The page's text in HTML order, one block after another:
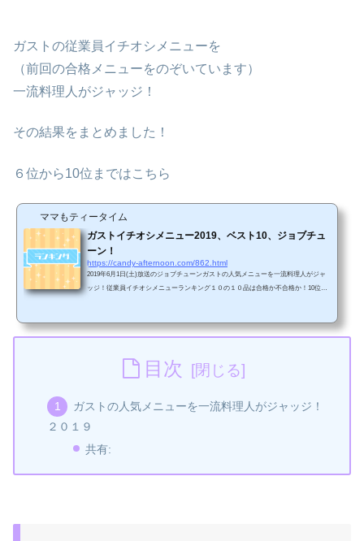
ガストの従業員イチオシメニューを
（前回の合格メニューをのぞいています）
一流料理人がジャッジ！
その結果をまとめました！
６位から10位まではこちら
ママもティータイム
ガストイチオシメニュー2019、ベスト10、ジョブチュ
ーン！
https://candy-afternoon.com/862.html
2019年6月1日(土)放送のジョブチューンガストの人気メニューを一流料理人がジャ
ッジ！従業員イチオシメニューランキング１０の１０品は合格か不合格か！10位か
料理かを一流料理人がジャッジ！ガスト人気ナンバー１の看板メニュー チーズIN
人気メニュー トマトソーススパゲティ イタリア産...
目次
ガストの人気メニューを一流料理人がジャッジ！
２０１９
共有: